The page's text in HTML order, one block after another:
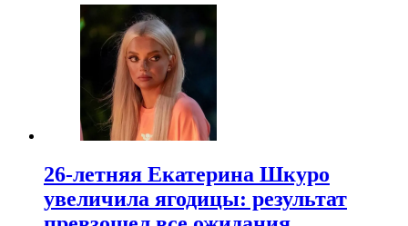
26-летняя Екатерина Шкуро
увеличила ягодицы: результат